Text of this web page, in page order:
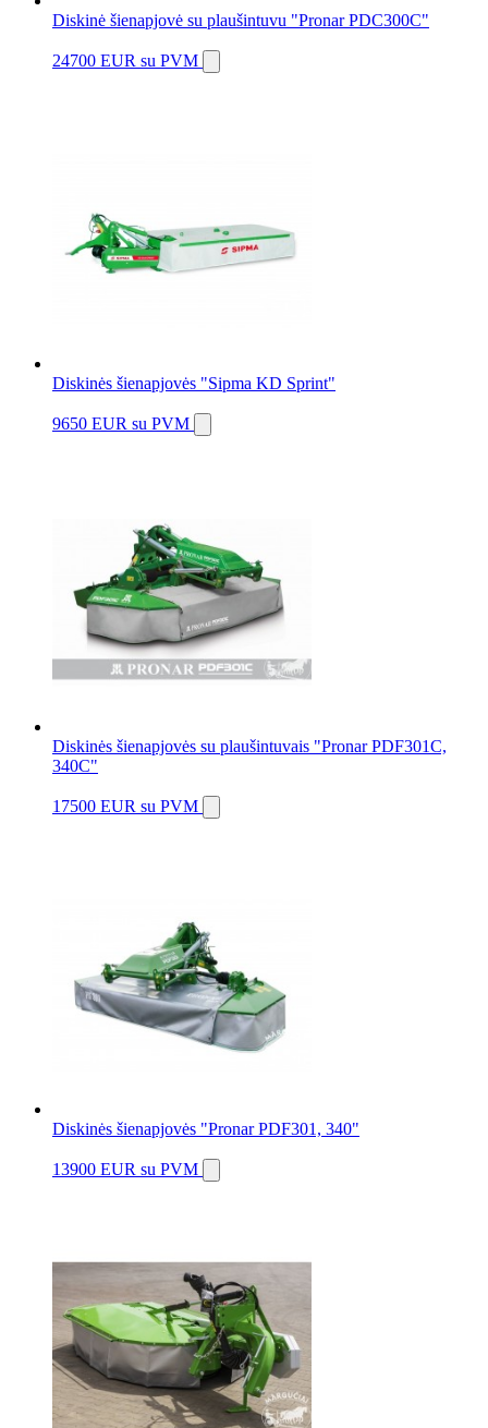
Diskinė šienapjovė su plaušintuvu "Pronar PDC300C"
24700 EUR su PVM
Diskinės šienapjovės "Sipma KD Sprint"
9650 EUR su PVM
Diskinės šienapjovės su plaušintuvais "Pronar PDF301C,
340C"
17500 EUR su PVM
Diskinės šienapjovės "Pronar PDF301, 340"
13900 EUR su PVM